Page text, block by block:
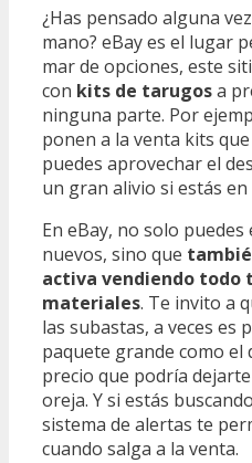
¿Has pensado alguna
mano? eBay es el lugar
mar de opciones, este
con kits de tarugosa
ninguna parte. Por
ponen a la venta kits
puedes aprovechar el
un gran alivio si estás
En eBay, no solo
nuevos, sino que
activa vendiendo todo
materiales. Te invito a
las subastas, a veces es
paquete grande como el
precio que podría
oreja. Y si estás
sistema de alertas te
cuando salga a la venta.